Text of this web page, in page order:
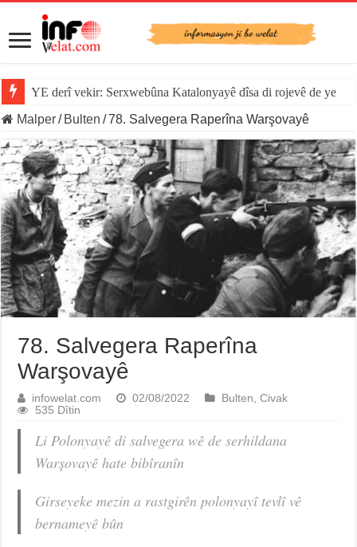
YE derî vekir: Serxwebûna Katalonyayê dîsa di rojevê de ye
Malper/ Bulten /78. Salvegera Raperîna Warşovayê
78. Salvegera Raperîna
Warşovayê
infowelat.com 02/08/2022 Bulten,Civak
535 Dîtin
Li Polonyayê di salvegera wê de serhildana
Warşovayê hate bibîranîn
Girseyeke mezin a rastgirên polonyayî tevlî vê
bernameyê bûn